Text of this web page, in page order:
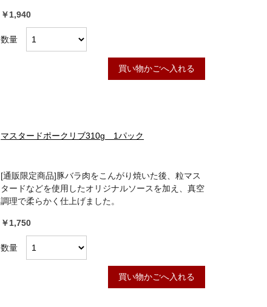
￥1,940
数量
買い物かごへ入れる
マスタードポークリブ310g 1パック
[通販限定商品]豚バラ肉をこんがり焼いた後、粒マス
タードなどを使用したオリジナルソースを加え、真空
調理で柔らかく仕上げました。
￥1,750
数量
買い物かごへ入れる